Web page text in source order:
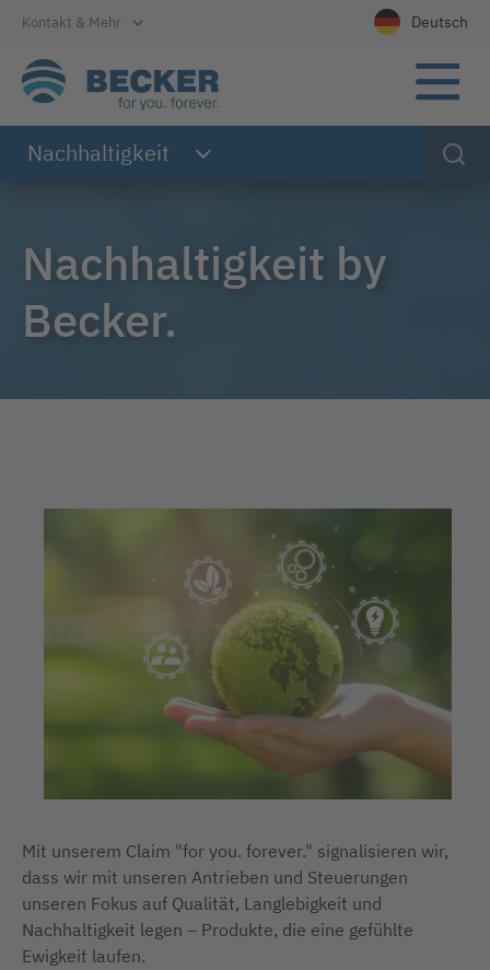
Direkt zur Hauptnavigation
Direkt zum Inhalt
Direkt zum Footer
Kontakt & Mehr Deutsch
Nachhaltigkeit
Nachhaltigkeit by
Becker.
Mit unserem Claim "for you. forever." signalisieren wir,
dass wir mit unseren Antrieben und Steuerungen
unseren Fokus auf Qualität, Langlebigkeit und
Nachhaltigkeit legen – Produkte, die eine gefühlte
Ewigkeit laufen.